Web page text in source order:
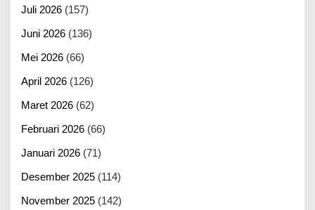
Juli 2026 (157)
Juni 2026 (136)
Mei 2026 (66)
April 2026 (126)
Maret 2026 (62)
Februari 2026 (66)
Januari 2026 (71)
Desember 2025 (114)
November 2025 (142)